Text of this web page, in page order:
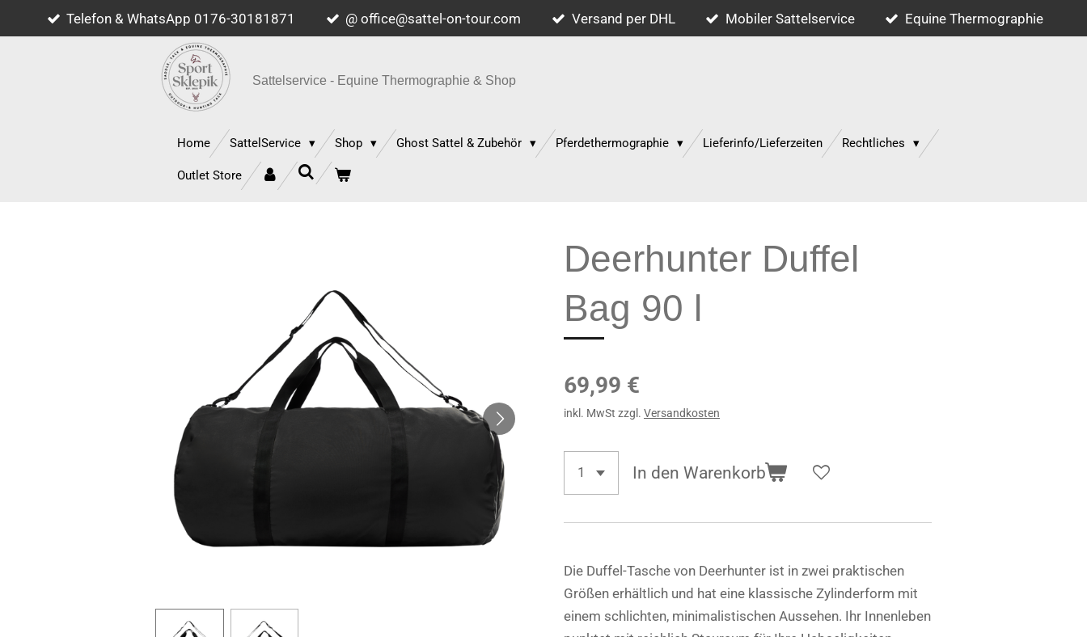
Hauptinhalt
Telefon & WhatsApp 0176-30181871 @ office@sattel-on-tour.com Versand per DHL Mobiler Sattelservice Equine Thermographie
Sattelservice - Equine Thermographie & Shop
Home SattelService Shop Ghost Sattel & Zubehör Pferdethermographie Lieferinfo/Lieferzeiten Rechtliches
Outlet Store
Deerhunter Duffel
Bag 90 l
69,99 €
inkl. MwSt zzgl. Versandkosten
In den Warenkorb
Die Duffel-Tasche von Deerhunter ist in zwei praktischen
Größen erhältlich und hat eine klassische Zylinderform mit
einem schlichten, minimalistischen Aussehen. Ihr Innenleben